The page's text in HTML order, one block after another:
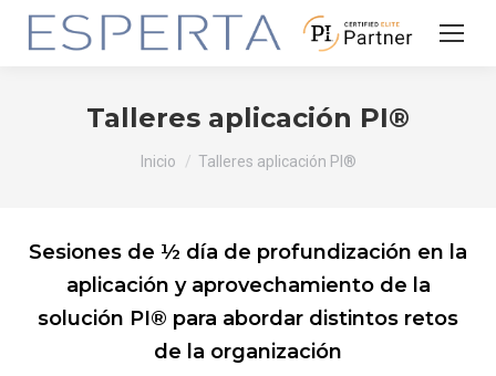
Talleres aplicación PI®
Estás aquí:
Inicio Talleres aplicación PI®
Sesiones de ½ día de profundización en la
aplicación y aprovechamiento de la
solución PI® para abordar distintos retos
de la organización